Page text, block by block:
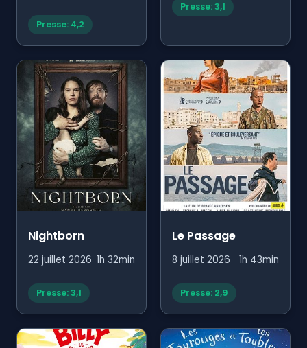
Presse: 4,2
Presse: 3,1
Nightborn
22 juillet 2026 1h 32min
Presse: 3,1
Le Passage
8 juillet 2026 1h 43min
Presse: 2,9